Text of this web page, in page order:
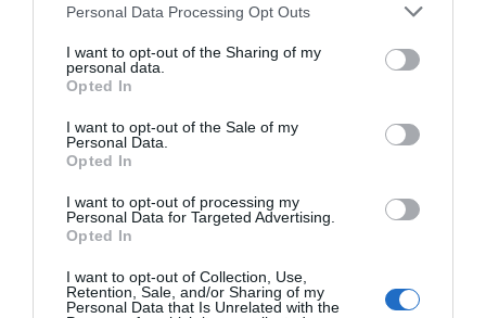
Personal Data Processing Opt Outs
I want to opt-out of the Sharing of my
personal data.
Opted In
I want to opt-out of the Sale of my
Personal Data.
Opted In
I want to opt-out of processing my
Personal Data for Targeted Advertising.
Opted In
I want to opt-out of Collection, Use,
Retention, Sale, and/or Sharing of my
Personal Data that Is Unrelated with the
GIO 5 GIUGNO 2025
Il Gruppo ARGEA
acquisisce WinesU con
posizionamento negli Stati
Uniti
LUN 24 FEBBRAIO 2025
Per il Consorzio di Tutela